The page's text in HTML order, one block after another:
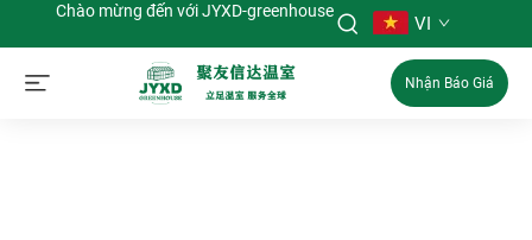
Chào mừng đến với JYXD-greenhouse
VI
Nhận Báo Giá